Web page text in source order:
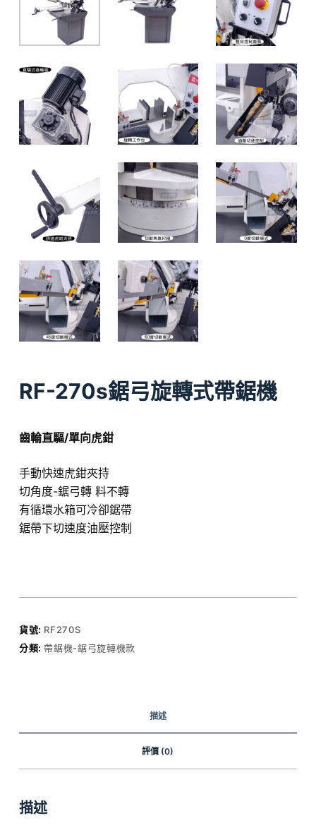
RF-270s鋸弓旋轉式帶鋸機
齒輪直驅/單向虎鉗
手動快速虎鉗夾持
切角度-鋸弓轉 料不轉
有循環水箱可冷卻鋸帶
鋸帶下切速度油壓控制
貨號: RF270S
分類:帶鋸機-鋸弓旋轉機款
描述
評價 (0)
描述